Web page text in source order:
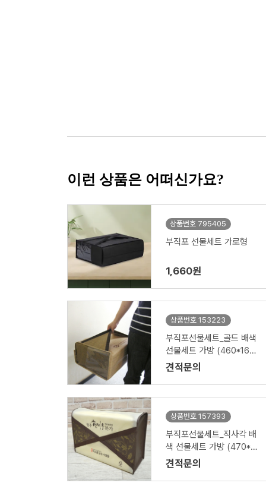
이런 상품은 어떠신가요?
상품번호 795405
부직포 선물세트 가로형
1,660원
상품번호 153223
부직포선물세트_골드 배색
선물세트 가방 (460*160*
310mm)
견적문의
상품번호 157393
부직포선물세트_직사각 배
색 선물세트 가방 (470*20
0*350mm)
견적문의